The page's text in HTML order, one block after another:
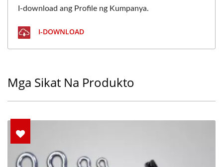
I-download ang Profile ng Kumpanya.
I-DOWNLOAD
Mga Sikat Na Produkto